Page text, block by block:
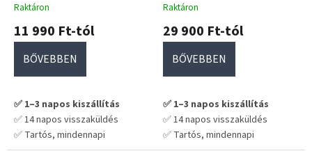
Raktáron
11 990 Ft-tól
BŐVEBBEN
✅ 1–3 napos kiszállítás
✅ 14 napos visszaküldés
✅ Tartós, mindennapi
használatra tervezve
Raktáron
29 900 Ft-tól
BŐVEBBEN
✅ 1–3 napos kiszállítás
✅ 14 napos visszaküldés
✅ Tartós, mindennapi
használatra tervezve